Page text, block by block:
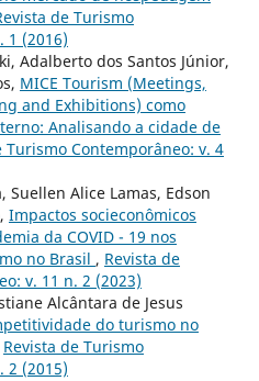
de Turismo
1 (2016)
Adalberto dos Santos Júnior,
MICE Tourism (Meetings,
and Exhibitions) como
Analisando a cidade de
Turismo Contemporâneo: v. 4
Suellen Alice Lamas, Edson
Impactos socieconômicos
da COVID - 19 nos
no Brasil , Revista de
v. 11 n. 2 (2023)
Alcântara de Jesus
do turismo no
Revista de Turismo
2 (2015)